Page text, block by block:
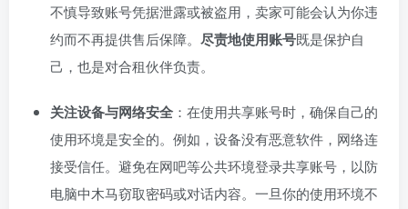
不慎导致账号凭据泄露或被盗用，卖家可能会认为你违
约而不再提供售后保障。 尽责地使用账号既是保护自
己，也是对合租伙伴负责。
关注设备与网络安全 ：在使用共享账号时，确保自己的
使用环境是安全的。例如，设备没有恶意软件，网络连
接受信任。避免在网吧等公共环境登录共享账号，以防
电脑中木马窃取密码或对话内容。一旦你的使用环境不